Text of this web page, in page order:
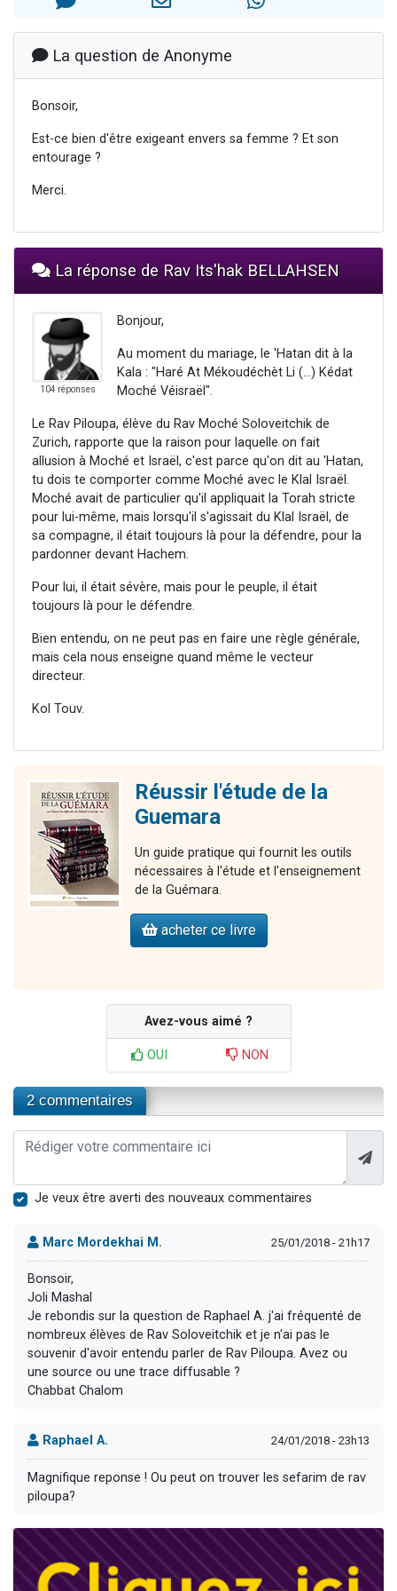
Il reste 49 places pour étudier en groupe sur Zoom
La question de Anonyme
Bonsoir,
Est-ce bien d'être exigeant envers sa femme ? Et son
entourage ?
Merci.
La réponse de Rav Its'hak BELLAHSEN
104 réponses
Bonjour,
Au moment du mariage, le 'Hatan dit à la
Kala : "Haré At Mékoudéchèt Li (...) Kédat
Moché Véisraël".
Le Rav Piloupa, élève du Rav Moché Soloveitchik de
Zurich, rapporte que la raison pour laquelle on fait
allusion à Moché et Israël, c'est parce qu'on dit au 'Hatan,
tu dois te comporter comme Moché avec le Klal Israël.
Moché avait de particulier qu'il appliquait la Torah stricte
pour lui-même, mais lorsqu'il s'agissait du Klal Israël, de
sa compagne, il était toujours là pour la défendre, pour la
pardonner devant Hachem.
Pour lui, il était sévère, mais pour le peuple, il était
toujours là pour le défendre.
Bien entendu, on ne peut pas en faire une règle générale,
mais cela nous enseigne quand même le vecteur
directeur.
Kol Touv.
Réussir l'étude de la
Guemara
Un guide pratique qui fournit les outils
nécessaires à l'étude et l'enseignement
de la Guémara.
acheter ce livre
Avez-vous aimé ?
OUI NON
2 commentaires
Je veux être averti des nouveaux commentaires
Marc Mordekhai M. 25/01/2018 - 21h17
Bonsoir,
Joli Mashal
Je rebondis sur la question de Raphael A. j'ai fréquenté de
nombreux élèves de Rav Soloveitchik et je n'ai pas le
souvenir d'avoir entendu parler de Rav Piloupa. Avez ou
une source ou une trace diffusable ?
Chabbat Chalom
Raphael A. 24/01/2018 - 23h13
Magnifique reponse ! Ou peut on trouver les sefarim de rav
piloupa?